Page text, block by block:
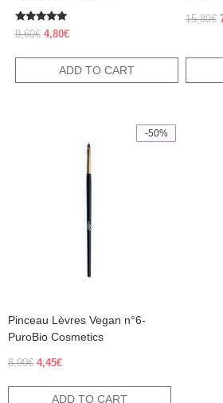
Rated
5.00
9,60€ Original
4,80€Current
ADD TO CART
15,80€
-50%
Pinceau Lèvres Vegan n°6-
PuroBio Cosmetics
8,90€ Original
4,45€Current
ADD TO CART